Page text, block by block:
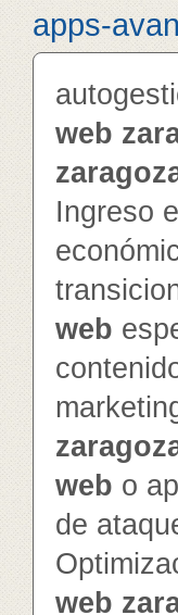
apps-
web
Ingreso
web
web o
de
web